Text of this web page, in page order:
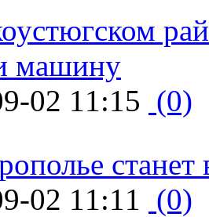
машину
02 11:15 (0)
02 11:11 (0)